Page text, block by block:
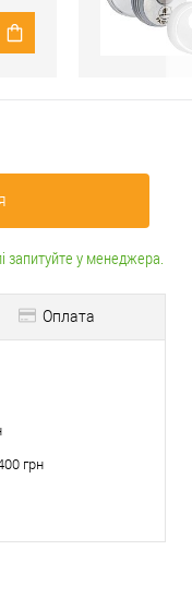
запитуйте у менеджера.
Оплата
грн